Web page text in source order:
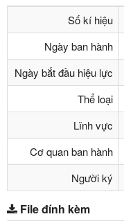
Số kí hiệu
Ngày ban hành
Ngày bắt đầu hiệu lực
Thể loại
Lĩnh vực
Cơ quan ban hành
Người ký
File đính kèm